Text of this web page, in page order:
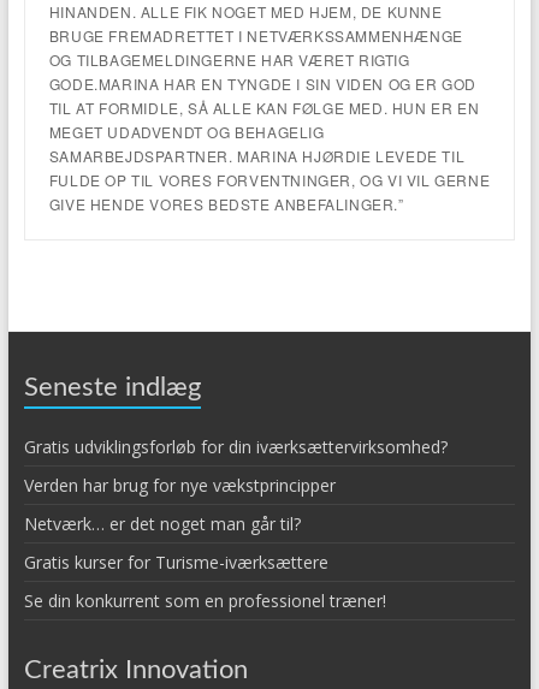
HINANDEN. ALLE FIK NOGET MED HJEM, DE KUNNE
BRUGE FREMADRETTET I NETVÆRKSSAMMENHÆNGE
OG TILBAGEMELDINGERNE HAR VÆRET RIGTIG
GODE.MARINA HAR EN TYNGDE I SIN VIDEN OG ER GOD
TIL AT FORMIDLE, SÅ ALLE KAN FØLGE MED. HUN ER EN
MEGET UDADVENDT OG BEHAGELIG
SAMARBEJDSPARTNER. MARINA HJØRDIE LEVEDE TIL
FULDE OP TIL VORES FORVENTNINGER, OG VI VIL GERNE
GIVE HENDE VORES BEDSTE ANBEFALINGER.”
Seneste indlæg
Gratis udviklingsforløb for din iværksættervirksomhed?
Verden har brug for nye vækstprincipper
Netværk… er det noget man går til?
Gratis kurser for Turisme-iværksættere
Se din konkurrent som en professionel træner!
Creatrix Innovation